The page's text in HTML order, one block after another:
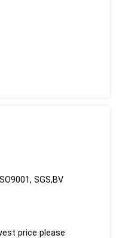
SGS,BV
price please